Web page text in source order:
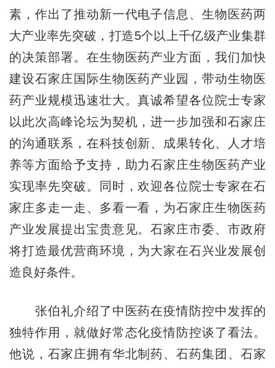
素，作出了推动新一代电子信息、生物医药两
大产业率先突破，打造5个以上千亿级产业集群
的决策部署。在生物医药产业方面，我们加快
建设石家庄国际生物医药产业园，带动生物医
药产业规模迅速壮大。真诚希望各位院士专家
以此次高峰论坛为契机，进一步加强和石家庄
的沟通联系，在科技创新、成果转化、人才培
养等方面给予支持，助力石家庄生物医药产业
实现率先突破。同时，欢迎各位院士专家在石
家庄多走一走、多看一看，为石家庄生物医药
产业发展提出宝贵意见。石家庄市委、市政府
将打造最优营商环境，为大家在石兴业发展创
造良好条件。
张伯礼介绍了中医药在疫情防控中发挥的
独特作用，就做好常态化疫情防控谈了看法。
他说，石家庄拥有华北制药、石药集团、石家